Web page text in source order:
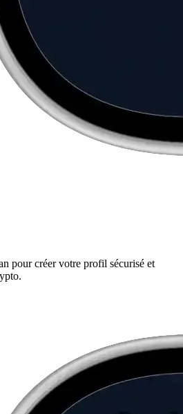
pour créer votre profil sécurisé et